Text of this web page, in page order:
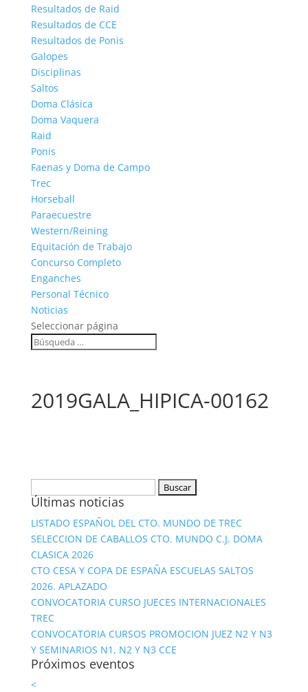
Resultados de Raid
Resultados de CCE
Resultados de Ponis
Galopes
Disciplinas
Saltos
Doma Clásica
Doma Vaquera
Raid
Ponis
Faenas y Doma de Campo
Trec
Horseball
Paraecuestre
Western/Reining
Equitación de Trabajo
Concurso Completo
Enganches
Personal Técnico
Noticias
Seleccionar página
2019GALA_HIPICA-00162
Últimas noticias
LISTADO ESPAÑOL DEL CTO. MUNDO DE TREC
SELECCION DE CABALLOS CTO. MUNDO C.J. DOMA
CLASICA 2026
CTO CESA Y COPA DE ESPAÑA ESCUELAS SALTOS
2026. APLAZADO
CONVOCATORIA CURSO JUECES INTERNACIONALES
TREC
CONVOCATORIA CURSOS PROMOCION JUEZ N2 Y N3
Y SEMINARIOS N1, N2 Y N3 CCE
Próximos eventos
<